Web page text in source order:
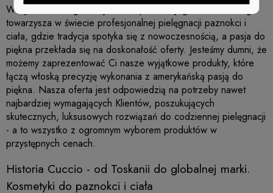
Witaj na stronie głównej
– Twojego niezawodnego
towarzysza w świecie profesjonalnej pielęgnacji paznokci i
ciała, gdzie tradycja spotyka się z nowoczesnością, a pasja do
piękna przekłada się na doskonałość oferty. Jesteśmy dumni, że
możemy zaprezentować Ci nasze wyjątkowe produkty, które
łączą włoską precyzję wykonania z amerykańską pasją do
piękna. Nasza oferta jest odpowiedzią na potrzeby nawet
najbardziej wymagających Klientów, poszukujących
skutecznych, luksusowych rozwiązań do codziennej pielęgnacji
- a to wszystko z ogromnym wyborem produktów w
przystępnych cenach.
Historia Cuccio - od Toskanii do globalnej marki.
Kosmetyki do paznokci i ciała